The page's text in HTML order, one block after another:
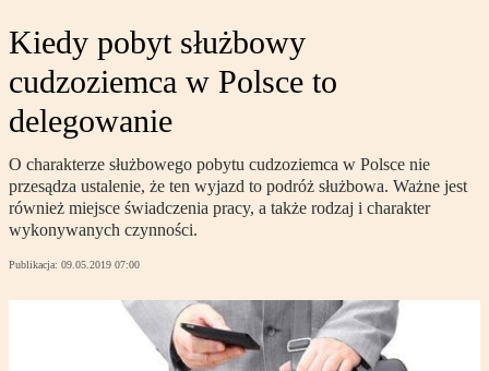
Kiedy pobyt służbowy
cudzoziemca w Polsce to
delegowanie
O charakterze służbowego pobytu cudzoziemca w Polsce nie
przesądza ustalenie, że ten wyjazd to podróż służbowa. Ważne jest
również miejsce świadczenia pracy, a także rodzaj i charakter
wykonywanych czynności.
Publikacja: 09.05.2019 07:00